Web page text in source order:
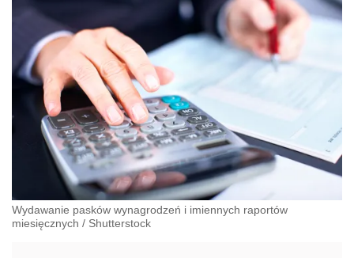
Wydawanie pasków wynagrodzeń i imiennych raportów
miesięcznych / Shutterstock